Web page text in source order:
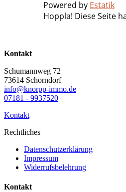
Powered by Estatik
Hoppla! Diese Seite
Kontakt
Schumannweg 72
73614 Schorndorf
info@knorpp-immo.de
07181 - 9937520
Kontakt
Rechtliches
Datenschutzerklärung
Impressum
Widerrufsbelehrung
Kontakt